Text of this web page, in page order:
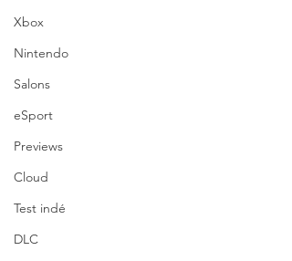
Xbox
Nintendo
Salons
eSport
Previews
Cloud
Test indé
DLC